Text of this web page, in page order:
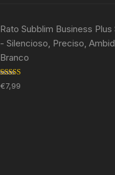
Rato Subblim Business
- Silencioso, Preciso,
Branco
Avaliação
5.00de 5
€7,99